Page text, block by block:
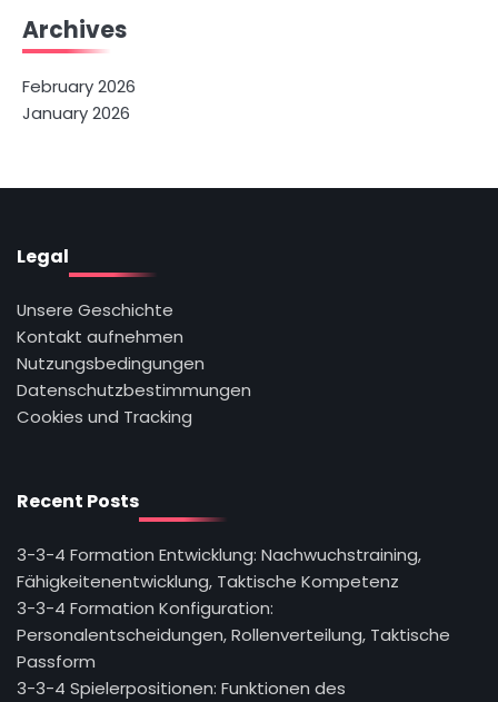
Archives
February 2026
January 2026
Legal
Unsere Geschichte
Kontakt aufnehmen
Nutzungsbedingungen
Datenschutzbestimmungen
Cookies und Tracking
Recent Posts
3-3-4 Formation Entwicklung: Nachwuchstraining,
Fähigkeitenentwicklung, Taktische Kompetenz
3-3-4 Formation Konfiguration:
Personalentscheidungen, Rollenverteilung, Taktische
Passform
3-3-4 Spielerpositionen: Funktionen des